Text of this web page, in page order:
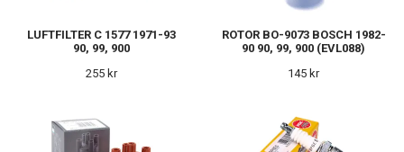
LUFTFILTER C 1577 1971-93
90, 99, 900
255 kr
ROTOR BO-9073 BOSCH 1982-
90 90, 99, 900 (EVL088)
145 kr